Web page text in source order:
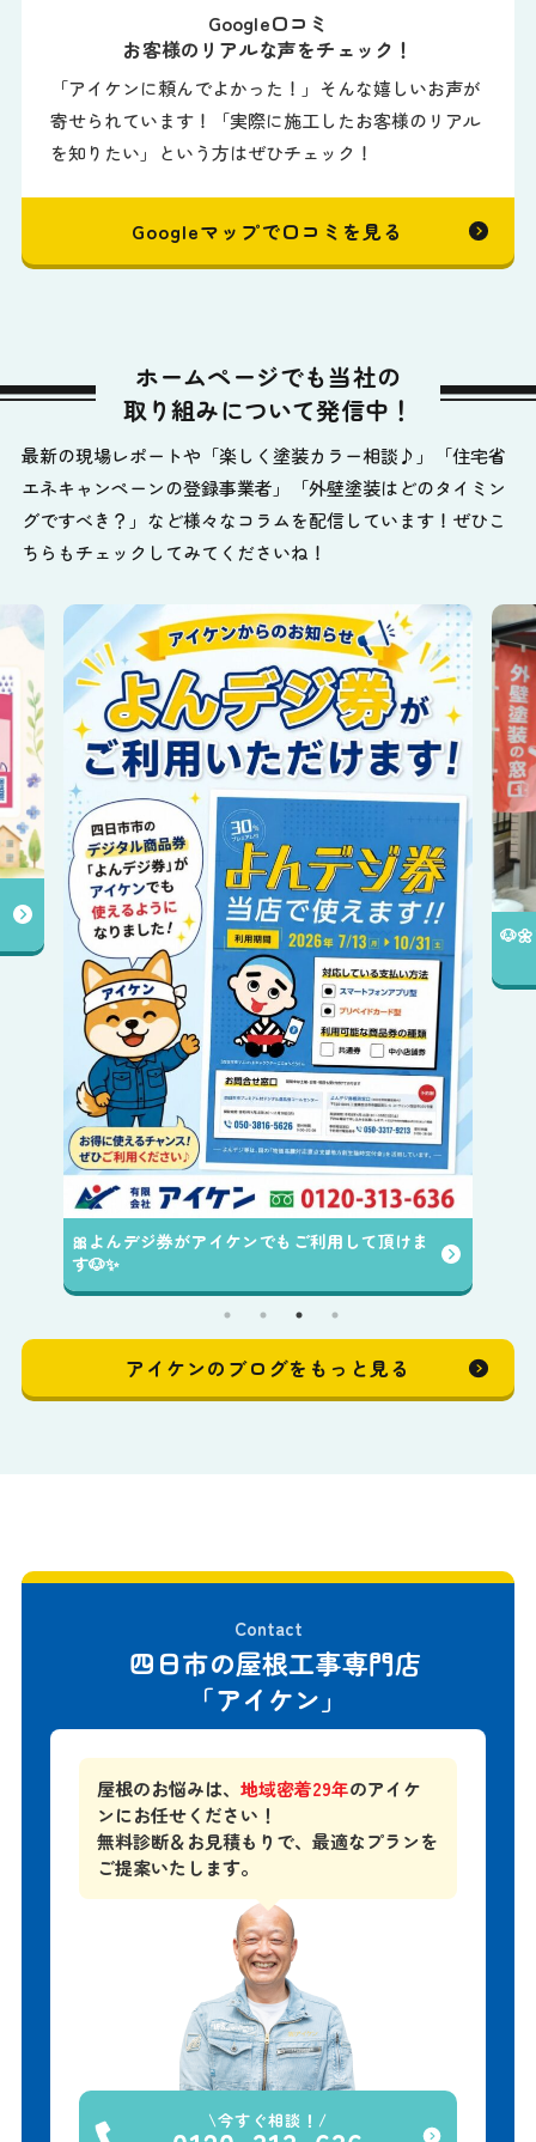
Google口コミ
お客様のリアルな声をチェック！
「アイケンに頼んでよかった！」そんな嬉しいお声が
寄せられています！「実際に施工したお客様のリアル
を知りたい」という方はぜひチェック！
Googleマップで口コミを見る
ホームページでも当社の
取り組みについて発信中！
最新の現場レポートや「楽しく塗装カラー相談♪」「住宅省
エネキャンペーンの登録事業者」「外壁塗装はどのタイミン
グですべき？」など様々なコラムを配信しています！ぜひこ
ちらもチェックしてみてくださいね！
🎀よんデジ券がアイケンでもご利用して頂けま
す🐶✨️
アイケンのブログをもっと見る
Contact
四日市の屋根工事専門店
「アイケン」
屋根のお悩みは、地域密着29年のアイケ
ンにお任せください！
無料診断＆お見積もりで、最適なプランを
ご提案いたします。
今すぐ相談！